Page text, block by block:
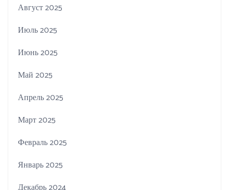
Август 2025
Июль 2025
Июнь 2025
Май 2025
Апрель 2025
Март 2025
Февраль 2025
Январь 2025